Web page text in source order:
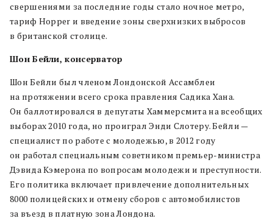
свершениями за последние годы стало ночное метро,
тариф Hopper и введение зоны сверхнизких выбросов
в британской столице.
Шон Бейли, консерватор
Шон Бейли был членом Лондонской Ассамблеи
на протяжении всего срока правления Садика Хана.
Он баллотировался в депутаты Хаммерсмита на всеобщих
выборах 2010 года, но проиграл Энди Слотеру. Бейли —
специалист по работе с молодежью, в 2012 году
он работал специальным советником премьер-министра
Дэвида Кэмерона по вопросам молодежи и преступности.
Его политика включает привлечение дополнительных
8000 полицейских и отмену сборов с автомобилистов
за въезд в платную зона Лондона.